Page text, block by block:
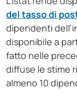
del tasso di
dipendenti
disponibile a
fatto nelle
diffuse le stime
almeno 10